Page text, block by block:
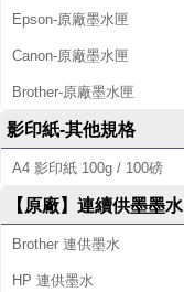
Epson-原廠墨水匣
Canon-原廠墨水匣
Brother-原廠墨水匣
影印紙-其他規格
A4 影印紙 100g / 100磅
【原廠】連續供墨墨水
Brother 連供墨水
HP 連供墨水